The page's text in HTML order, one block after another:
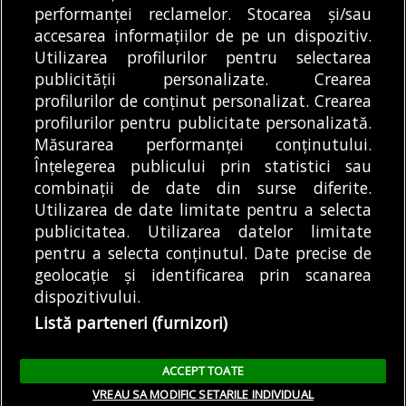
Şcolii Gimnaziale Pia
Brătianu într-una
dintre...
06/08/2026
DEDIANA MATEI 06/08/2026
MODIFICĂ SETĂRILE COOKIES
© Copyright 2025 - Buletin de București.
Găzduit dePresslabs.com. Powered by TRS Design.
Despre
Noi
Media
Kit
Politică De
Confidențialitate
Cookie
Policy (EU)
Cookie
Policy
Tweet
Facebook
Share this selection
Tweet
performanței reclamelor. Stocarea și/sau
accesarea informațiilor de pe un dispozitiv.
Utilizarea profilurilor pentru selectarea
publicității personalizate. Crearea
profilurilor de conținut personalizat. Crearea
profilurilor pentru publicitate personalizată.
Măsurarea performanței conținutului.
Înțelegerea publicului prin statistici sau
combinații de date din surse diferite.
Utilizarea de date limitate pentru a selecta
publicitatea. Utilizarea datelor limitate
pentru a selecta conținutul. Date precise de
geolocație și identificarea prin scanarea
dispozitivului.
Listă parteneri (furnizori)
ACCEPT TOATE
VREAU SA MODIFIC SETARILE INDIVIDUAL